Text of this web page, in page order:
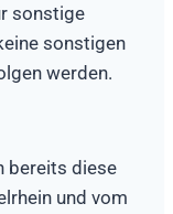
sonstige
sonstigen
werden.
bereits diese
und vom